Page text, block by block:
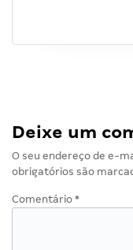
Deixe um
O seu endereço de e-
obrigatórios são
Comentário *